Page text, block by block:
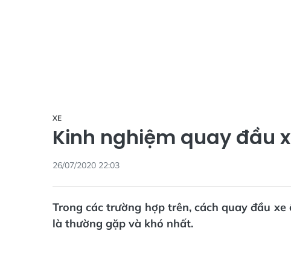
XE
Kinh nghiệm quay đầu
26/07/2020 22:03
Trong các trường hợp trên, cách quay đầu
là thường gặp và khó nhất.